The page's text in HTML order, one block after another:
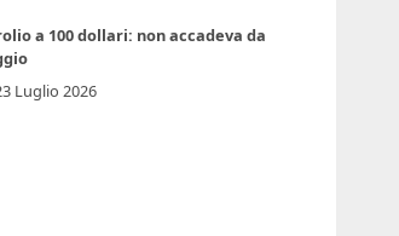
a 100 dollari: non accadeva da
Luglio 2026